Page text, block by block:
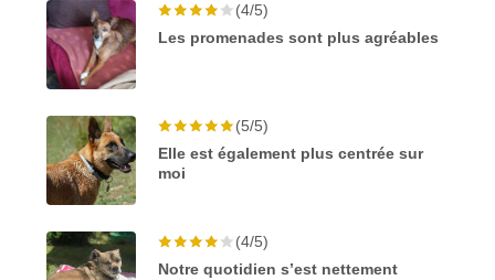
(4/5)
Les promenades sont plus agréables
(5/5)
Elle est également plus centrée sur
moi
(4/5)
Notre quotidien s’est nettement